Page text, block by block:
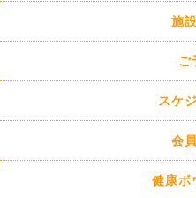
施
ご
スケ
会
健康ボ